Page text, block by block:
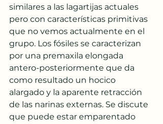
similares a las lagartijas actuales
pero con características primitivas
que no vemos actualmente en el
grupo. Los fósiles se caracterizan
por una premaxila elongada
antero-posteriormente que da
como resultado un hocico
alargado y la aparente retracción
de las narinas externas. Se discute
que puede estar emparentado